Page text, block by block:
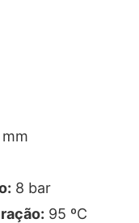
8 bar
95 ºC